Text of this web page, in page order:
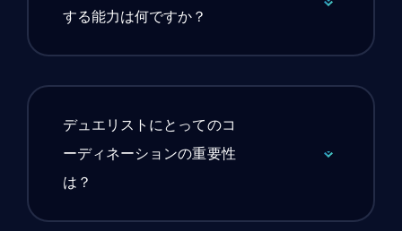
する能力は何ですか？
デュエリストにとってのコ
ーディネーションの重要性
は？